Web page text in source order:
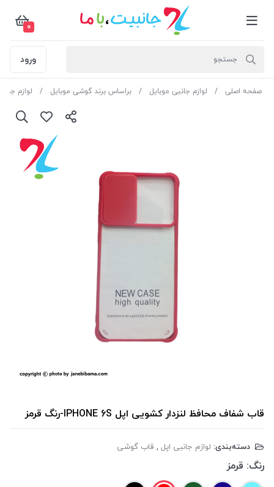
0
ورود
صفحه اصلی لوازم جانبی موبایل براساس برند گوشی موبایل لوازم
قاب شفاف محافظ لنزدار کشویی اپل IPHONE 6S-رنگ قرمز
دسته‌بندی: لوازم جانبی اپل , قاب گوشی
رنگ: قرمز